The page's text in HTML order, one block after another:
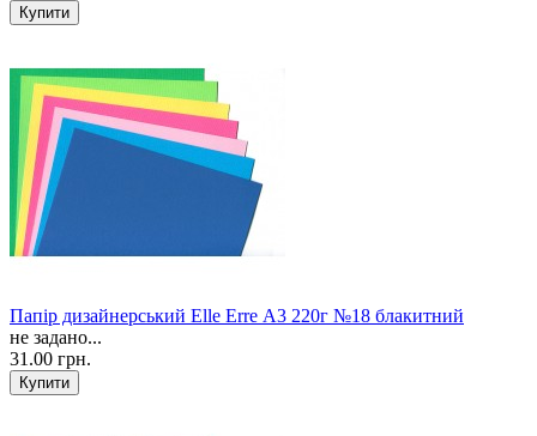
Папір дизайнерський Elle Erre А3 220г №18 блакитний
не задано...
31.00 грн.